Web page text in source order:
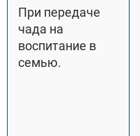
При передаче
чада на
воспитание в
семью.